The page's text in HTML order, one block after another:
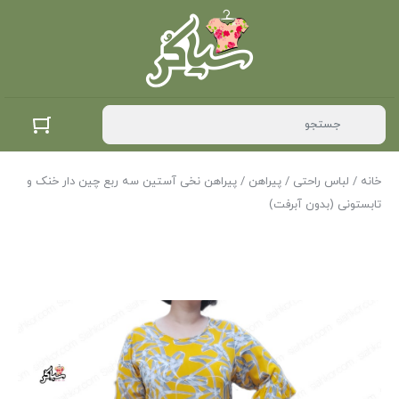
خانه / لباس راحتی / پیراهن / پیراهن نخی آستین سه ربع چین دار خنک و
تابستونی (بدون آبرفت)